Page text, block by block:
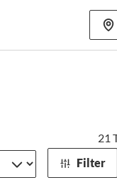
Mehr als
21
Filter